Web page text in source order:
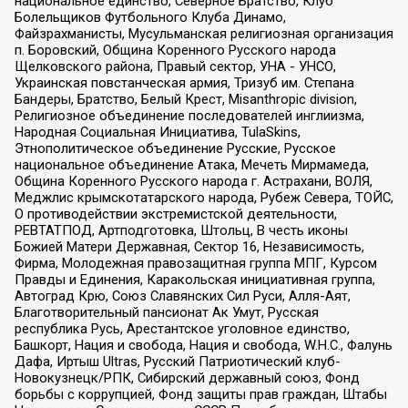
Болельщиков Футбольного Клуба Динамо,
Файзрахманисты, Мусульманская религиозная организация
п. Боровский, Община Коренного Русского народа
Щелковского района, Правый сектор, УНА - УНСО,
Украинская повстанческая армия, Тризуб им. Степана
Бандеры, Братство, Белый Крест, Misanthropic division,
Религиозное объединение последователей инглиизма,
Народная Социальная Инициатива, TulaSkins,
Этнополитическое объединение Русские, Русское
национальное объединение Атака, Мечеть Мирмамеда,
Община Коренного Русского народа г. Астрахани, ВОЛЯ,
Меджлис крымскотатарского народа, Рубеж Севера, ТОЙС,
О противодействии экстремистской деятельности,
РЕВТАТПОД, Артподготовка, Штольц, В честь иконы
Божией Матери Державная, Сектор 16, Независимость,
Фирма, Молодежная правозащитная группа МПГ, Курсом
Правды и Единения, Каракольская инициативная группа,
Автоград Крю, Союз Славянских Сил Руси, Алля-Аят,
Благотворительный пансионат Ак Умут, Русская
республика Русь, Арестантское уголовное единство,
Башкорт, Нация и свобода, Нация и свобода, W.H.С., Фалунь
Дафа, Иртыш Ultras, Русский Патриотический клуб-
Новокузнецк/РПК, Сибирский державный союз, Фонд
борьбы с коррупцией, Фонд защиты прав граждан, Штабы